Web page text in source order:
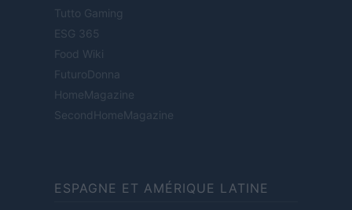
Tutto Gaming
ESG 365
Food Wiki
FuturoDonna
HomeMagazine
SecondHomeMagazine
ESPAGNE ET AMÉRIQUE LATINE